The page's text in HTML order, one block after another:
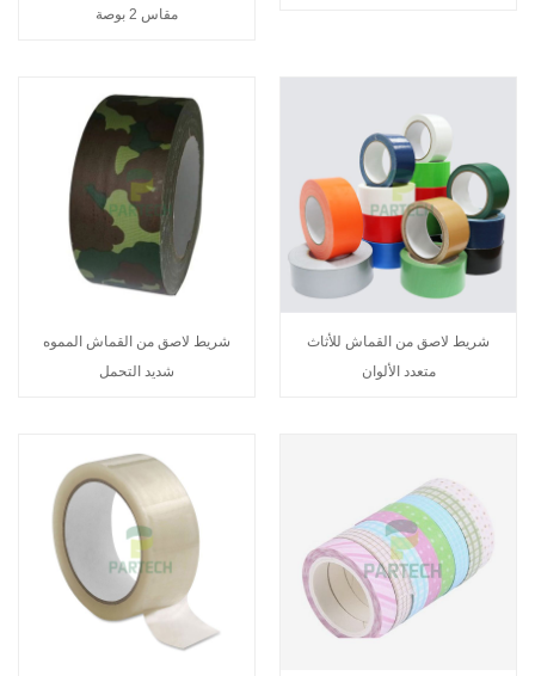
مقاس 2 بوصة
شريط لاصق من القماش للأثاث
متعدد الألوان
شريط لاصق من القماش المموه
شديد التحمل